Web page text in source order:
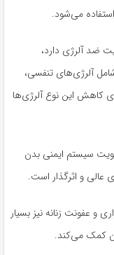
می‌شود.
ضد آلرژی دارد،
آلرژی‌های تنفسی،
کاهش این نوع آلرژی‌ها
سیستم ایمنی بدن
و اثرگذار است.
و عفونت زنانە نیز بسیار
کمک می‌کند.